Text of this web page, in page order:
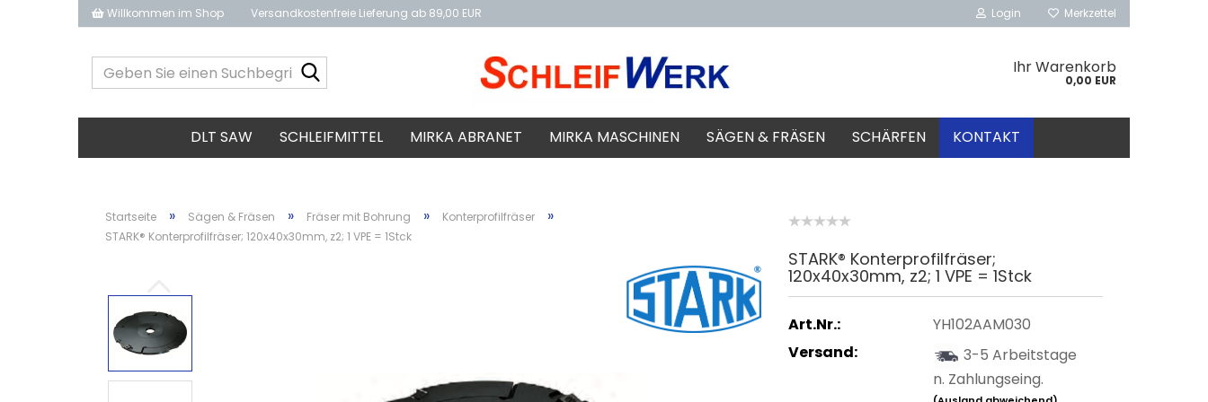
Willkommen im Shop Versandkostenfreie Lieferung ab 89,00 EUR Login Merkzettel
Sie
Suchbegriff
ein...
Ihr Warenkorb
0,00 EUR
DLT SAW SCHLEIFMITTEL MIRKA ABRANET MIRKA MASCHINEN SÄGEN & FRÄSEN SCHÄRFEN KONTAKT
Startseite » Sägen & Fräsen » Fräser mit Bohrung » Konterprofilfräser »
STARK® Konterprofilfräser; 120x40x30mm, z2; 1 VPE = 1Stck
STARK® Konterprofilfräser;
120x40x30mm, z2; 1 VPE = 1Stck
Art.Nr.:
YH102AAM030
Versand:
3-5 Arbeitstage
n. Zahlungseing.